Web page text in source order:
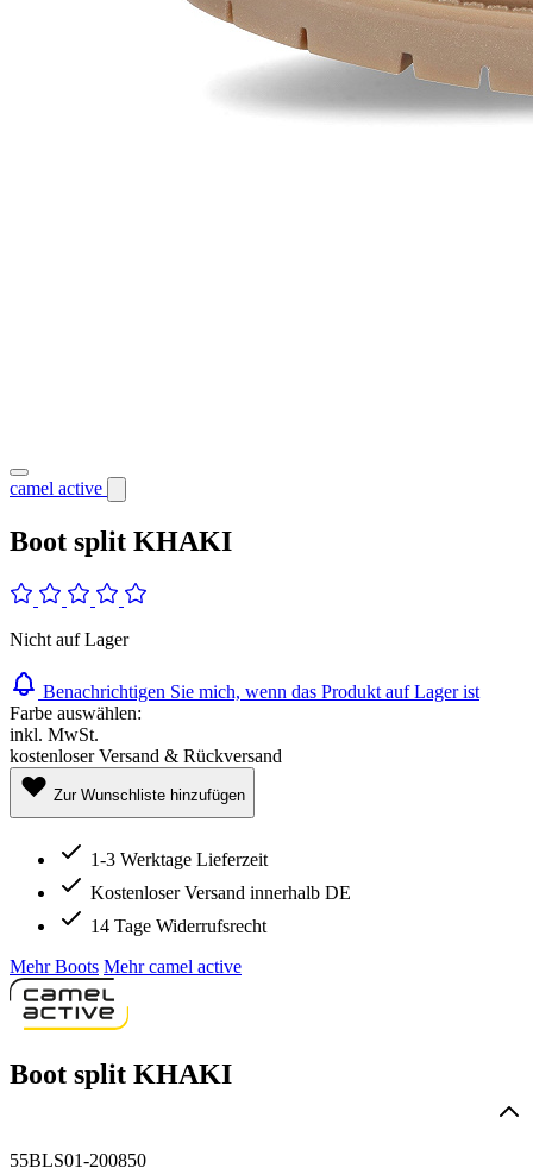
camel active
Boot split KHAKI
Nicht auf Lager
Benachrichtigen Sie mich, wenn das Produkt auf Lager ist
Farbe auswählen:
inkl. MwSt.
kostenloser Versand & Rückversand
Zur Wunschliste hinzufügen
1-3 Werktage Lieferzeit
Kostenloser Versand innerhalb DE
14 Tage Widerrufsrecht
Mehr Boots Mehr camel active
Boot split KHAKI
55BLS01-200850